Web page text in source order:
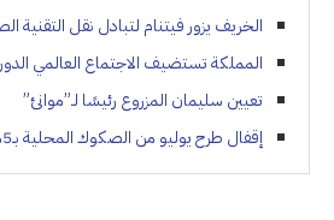
الخريف يزور فيتنام لتبادل نقل التقنية
المملكة تستضيف الاجتماع العالمي
تعيين سليمان المزروع رئيسًا لـ”موانئ”
إقفال طرح يوليو من الصكوك المحلية بـ5مليارات ريال